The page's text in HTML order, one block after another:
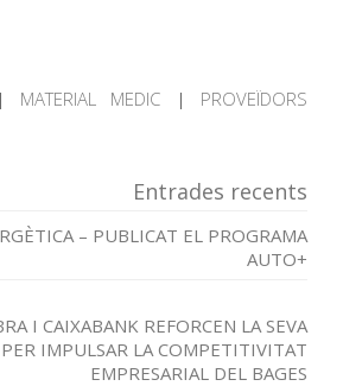
MATERIAL MEDIC | PROVEÏDORS
Entrades recents
– PUBLICAT EL PROGRAMA
AUTO+
I CAIXABANK REFORCEN LA SEVA
PER IMPULSAR LA COMPETITIVITAT
EMPRESARIAL DEL BAGES